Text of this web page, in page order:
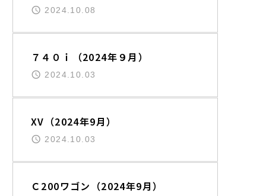
2024.10.08
７４０ｉ（2024年９月）
2024.10.03
XV（2024年9月）
2024.10.03
Ｃ200ワゴン（2024年9月）